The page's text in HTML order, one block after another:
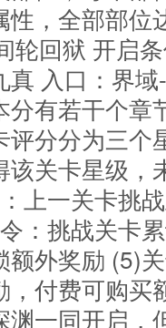
性，全部部
轮回狱 开启
真 入口：界
分有若干个
评分分为三个
该关卡星级
上一关卡挑
：挑战关卡
额外奖励 (5)
，付费可购买
渊一同开启